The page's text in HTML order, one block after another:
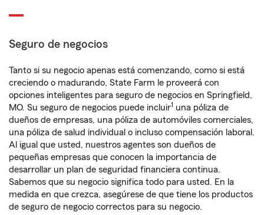
Seguro de negocios
Tanto si su negocio apenas está comenzando, como si está
creciendo o madurando, State Farm le proveerá con
opciones inteligentes para seguro de negocios en Springfield,
MO. Su seguro de negocios puede incluir1 una póliza de
dueños de empresas, una póliza de automóviles comerciales,
una póliza de salud individual o incluso compensación laboral.
Al igual que usted, nuestros agentes son dueños de
pequeñas empresas que conocen la importancia de
desarrollar un plan de seguridad financiera continua.
Sabemos que su negocio significa todo para usted. En la
medida en que crezca, asegúrese de que tiene los productos
de seguro de negocio correctos para su negocio.